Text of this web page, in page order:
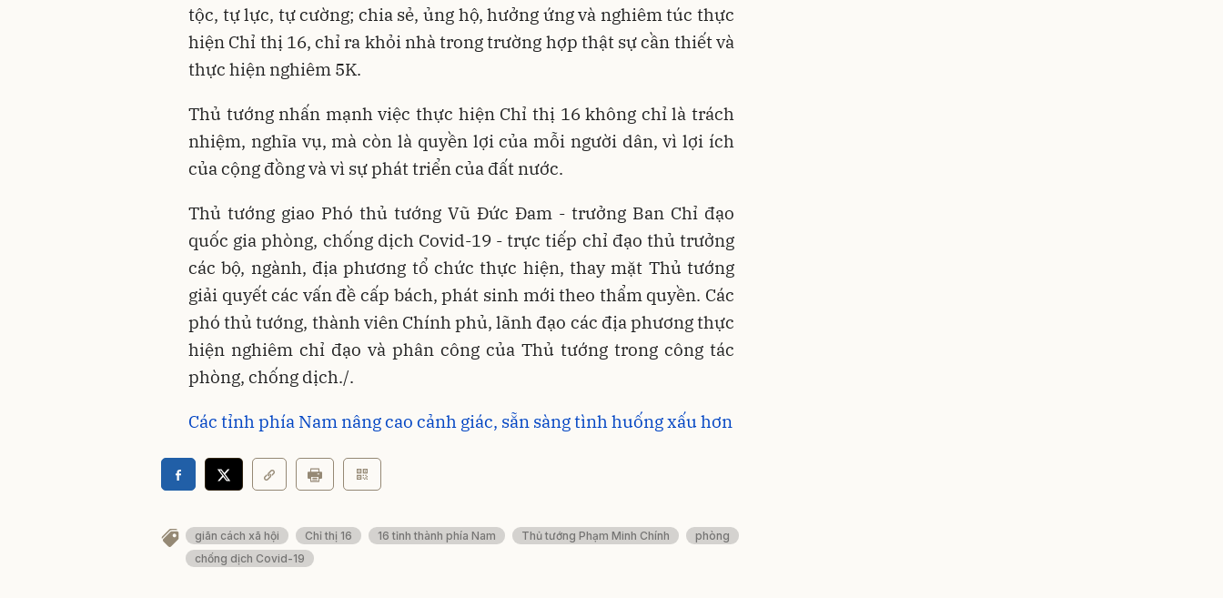
tộc, tự lực, tự cường; chia sẻ, ủng hộ, hưởng ứng và nghiêm túc thực
hiện Chỉ thị 16, chỉ ra khỏi nhà trong trường hợp thật sự cần thiết và
thực hiện nghiêm 5K.
Thủ tướng nhấn mạnh việc thực hiện Chỉ thị 16 không chỉ là trách
nhiệm, nghĩa vụ, mà còn là quyền lợi của mỗi người dân, vì lợi ích
của cộng đồng và vì sự phát triển của đất nước.
Thủ tướng giao Phó thủ tướng Vũ Đức Đam - trưởng Ban Chỉ đạo
quốc gia phòng, chống dịch Covid-19 - trực tiếp chỉ đạo thủ trưởng
các bộ, ngành, địa phương tổ chức thực hiện, thay mặt Thủ tướng
giải quyết các vấn đề cấp bách, phát sinh mới theo thẩm quyền. Các
phó thủ tướng, thành viên Chính phủ, lãnh đạo các địa phương thực
hiện nghiêm chỉ đạo và phân công của Thủ tướng trong công tác
phòng, chống dịch./.
Các tỉnh phía Nam nâng cao cảnh giác, sẵn sàng tình huống xấu hơn
giãn cách xã hội Chỉ thị 16 16 tỉnh thành phía Nam Thủ tướng Phạm Minh Chính
phòng
chống dịch Covid-19